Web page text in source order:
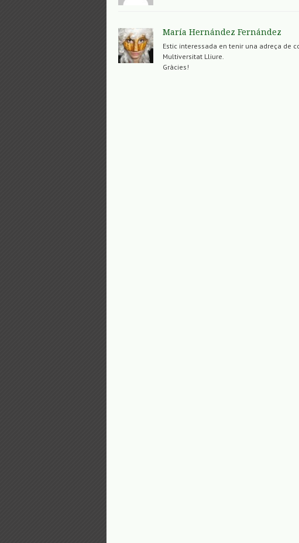
María Hernández Fernández
Estic interessada en tenir una adreça de
Multiversitat Lliure.
Gràcies!